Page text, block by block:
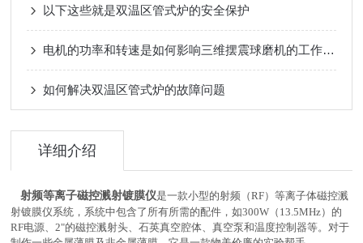
以下这些就是双温区管式炉的安全保护
电机的功率和转速是如何影响三维摆震球磨机的工作效率和研磨效果的？
如何解决双温区管式炉的故障问题
详细介绍
射频等离子磁控溅射镀膜仪是一款小型的射频（RF）等离子体磁控溅
射镀膜仪系统，系统中包含了所有所需的配件，如300W （ 13.5MHz）的
RF电源、2"的磁控溅射头、石英真空腔体、真空泵和温度控制器等。对于